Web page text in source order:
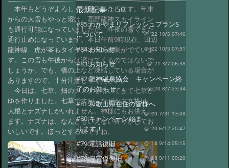
本年もどうぞよろしくお願いいたします。年末
からの大雪もやっと溶け、高野龍神スカイライン
も通行可能になっていましたが、昨夜の雪でまた
通行止めになっています。本日午前9時現在、田辺
龍神線 虎が峯もタイヤチェーン規制がでていま
す。この雪も午後からは溶けてくるのではないで
しょうか。でも、橋の上など凍結している場合が
ありますので、十分注意してください。
今日は、七草。畑のナズナを引いてきて七草が
ゆを作りました。七草ですが、なぜか大女将は、
大根とナズナしかいれません。神様にもお供えし
ます。ナズナは、なんともいえない香りがしてお
いしいです。ほっとする味ですね。
最新記事1-50
#85:わかやまリフレッシュプランS
について
@ '22 10/5 07:46
#84:お知らせ @ '22 10/5 07:31
#83:お知らせ @ '21 3/7 06:38
#82:龍神温泉協会 キャンペーン終
了のお知らせ
@ '20 8/7 23:34
#81:和歌山県在住の皆様へ
@ '20 7/31 13:08
#80:キャンペーン始ま
ります！
@ '20 6/12 20:47
#79:電話復旧 @ '18 9/14 05:15
#78:停電仮復旧 @ '18 9/11 09:20